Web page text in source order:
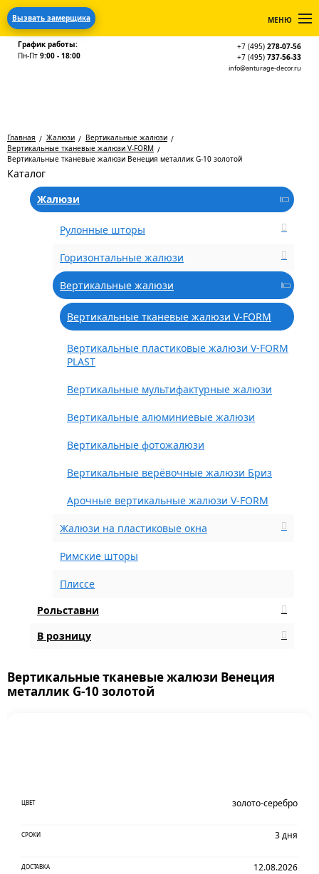
Вызвать замерщика МЕНЮ
График работы:
Пн-Пт 9:00 - 18:00
+7 (495) 278-07-56
+7 (495) 737-56-33
info@anturage-decor.ru
Главная Жалюзи
Вертикальные жалюзи
Вертикальные тканевые жалюзи V-FORM
Вертикальные тканевые жалюзи Венеция металлик G-10 золотой
Каталог
Жалюзи
Рулонные шторы
Горизонтальные жалюзи
Вертикальные жалюзи
Вертикальные тканевые жалюзи V-FORM
Вертикальные пластиковые жалюзи V-FORM
PLAST
Вертикальные мультифактурные жалюзи
Вертикальные алюминиевые жалюзи
Вертикальные фотожалюзи
Вертикальные верёвочные жалюзи Бриз
Арочные вертикальные жалюзи V-FORM
Жалюзи на пластиковые окна
Римские шторы
Плиссе
Рольставни
В розницу
Вертикальные тканевые жалюзи Венеция
металлик G-10 золотой
ЦВЕТ золото-серебро
СРОКИ 3 дня
ДОСТАВКА 12.08.2026